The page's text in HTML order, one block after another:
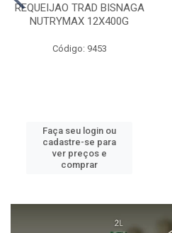
REQUEIJAO TRAD BISNAGA
NUTRYMAX 12X400G
Código: 9453
Faça seu login ou
cadastre-se para
ver preços e
comprar